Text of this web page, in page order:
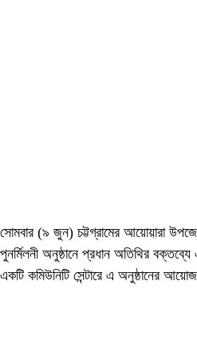
সোমবার (৯ জুন) চট্টগ্রামের আয়োয়ারা
পুনর্মিলনী অনুষ্ঠানে প্রধান অতিথির
একটি কমিউনিটি সেন্টারে এ অনুষ্ঠানের